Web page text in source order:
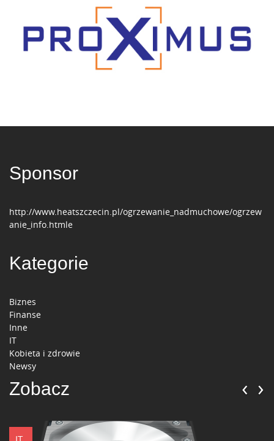
Sponsor
http://www.heatszczecin.pl/ogrzewanie_nadmuchowe/ogrzew
anie_info.htmle
Kategorie
Biznes
Finanse
Inne
IT
Kobieta i zdrowie
Newsy
Zobacz ‹ ›